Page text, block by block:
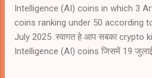
Intelligence (AI) coins in which 3
coins ranking under 50 according
July 2025 .स्वागत हे आप सबका crypto
Intelligence (AI) coins जिसमें 19 जुलाई